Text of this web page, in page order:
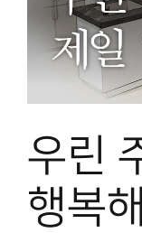
우린
행복